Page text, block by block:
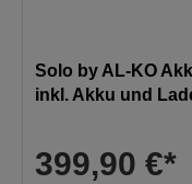
Solo by AL-KO
inkl. Akku und
399,90 €*